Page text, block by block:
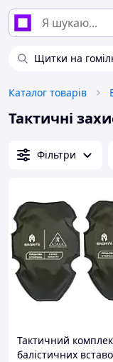
Щитки на
Каталог товарів
Тактичні
Фільтри
Тактичний
балістичних